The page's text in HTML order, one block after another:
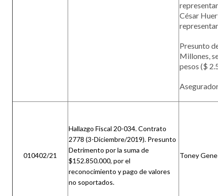
César
Presunto
Millones,
pesos ($
010402/21
Hallazgo Fiscal 20-034. Contrato
2778 (3-Diciembre/2019). Presunto
Detrimento por la suma de
$152.850.000, por el
reconocimiento y pago de valores
no soportados.
Toney Gene